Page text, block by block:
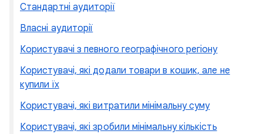
Стандартні аудиторії
Власні аудиторії
Користувачі з певного географічного регіону
Користувачі, які додали товари в кошик, але не
купили їх
Користувачі, які витратили мінімальну суму
Користувачі, які зробили мінімальну кількість